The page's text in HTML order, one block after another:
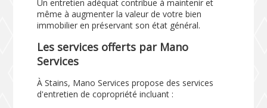
Un entretien adéquat contribue à maintenir et
même à augmenter la valeur de votre bien
immobilier en préservant son état général.
Les services offerts par Mano
Services
À Stains, Mano Services propose des services
d'entretien de copropriété incluant :